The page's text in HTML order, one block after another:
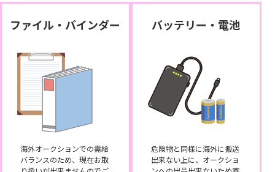
ファイル・バインダー
海外オークションでの需給
バランスのため、現在お取
バッテリー・電池
危険物と同様に海外に搬送
出来ない上に、オークショ